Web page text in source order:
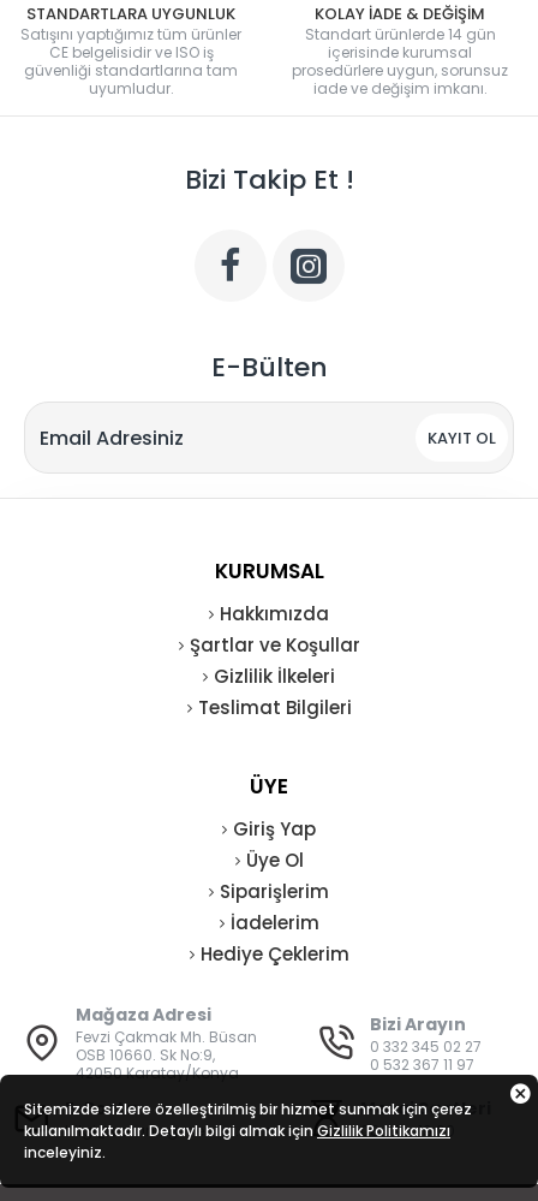
STANDARTLARA UYGUNLUK
Satışını yaptığımız tüm ürünler
CE belgelisidir ve ISO iş
güvenliği standartlarına tam
uyumludur.
KOLAY İADE & DEĞİŞİM
Standart ürünlerde 14 gün
içerisinde kurumsal
prosedürlere uygun, sorunsuz
iade ve değişim imkanı.
Bizi Takip Et !
E-Bülten
KAYIT OL
KURUMSAL
Hakkımızda
Şartlar ve Koşullar
Gizlilik İlkeleri
Teslimat Bilgileri
ÜYE
Giriş Yap
Üye Ol
Siparişlerim
İadelerim
Hediye Çeklerim
Mağaza Adresi
Fevzi Çakmak Mh. Büsan
OSB 10660. Sk No:9,
42050 Karatay/Konya
Bizi Arayın
0 332 345 02 27
0 532 367 11 97
E-Posta
bilgi@vatanisguvenligi.com
Mesai Saatleri
08:00 - 19:00
Sitemizde sizlere özelleştirilmiş bir hizmet sunmak için çerez
kullanılmaktadır. Detaylı bilgi almak için Gizlilik Politikamızı
inceleyiniz.